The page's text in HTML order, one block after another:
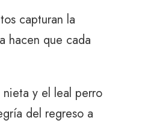
capturan la
hacen que cada
y el leal perro
del regreso a